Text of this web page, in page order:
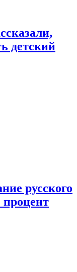
детский
русского
процент